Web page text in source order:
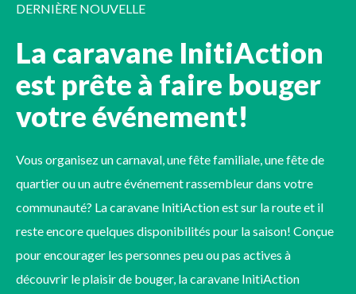
DERNIÈRE NOUVELLE
La caravane InitiAction
est prête à faire bouger
votre événement!
Vous organisez un carnaval, une fête familiale, une fête de
quartier ou un autre événement rassembleur dans votre
communauté? La caravane InitiAction est sur la route et il
reste encore quelques disponibilités pour la saison! Conçue
pour encourager les personnes peu ou pas actives à
découvrir le plaisir de bouger, la caravane InitiAction